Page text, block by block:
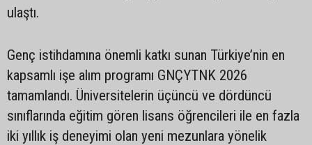
ulaştı.
Genç istihdamına önemli katkı sunan Türkiye’nin en
kapsamlı işe alım programı GNÇYTNK 2026
tamamlandı. Üniversitelerin üçüncü ve dördüncü
sınıflarında eğitim gören lisans öğrencileri ile en fazla
iki yıllık iş deneyimi olan yeni mezunlara yönelik